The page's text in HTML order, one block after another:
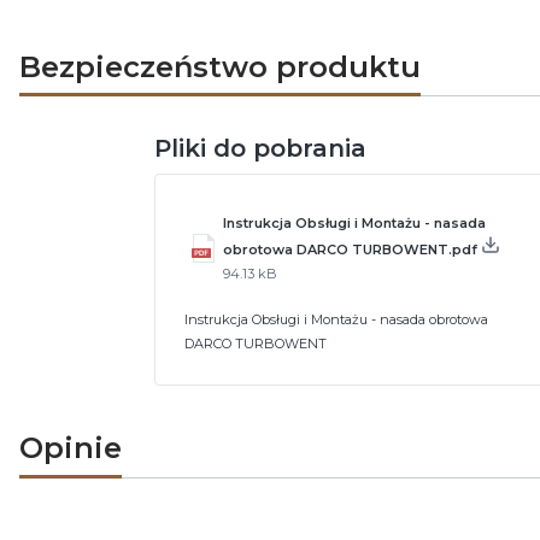
Bezpieczeństwo produktu
Pliki do pobrania
Instrukcja Obsługi i Montażu - nasada
obrotowa DARCO TURBOWENT.pdf
94.13 kB
Instrukcja Obsługi i Montażu - nasada obrotowa
DARCO TURBOWENT
Opinie